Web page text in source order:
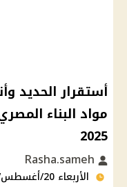
أستقرار
2025
الأربعاء 20/أغسطس/2025 - 10:06 ص